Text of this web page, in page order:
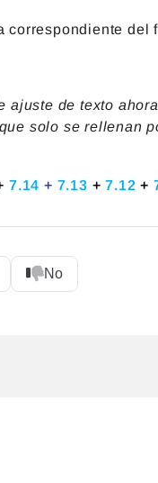
correspondiente
de texto
solo se rellenan
7.14+ 7.13 + 7.12+
No